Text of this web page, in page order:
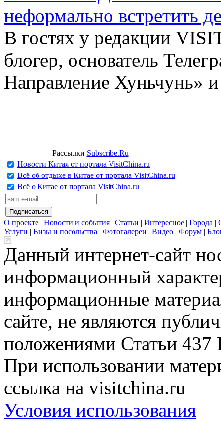
неформально встретить
В гостях у редакции
блогер, основатель
Направление Хуньчунь»
Рассылки Subscribe.Ru
Новости Китая от портала VisitChina.ru
Всё об отдыхе в Китае от портала VisitChina.ru
Всё о Китае от портала VisitChina.ru
О проекте | Новости и события | Статьи | Интересное | Города |
Услуги | Визы и посольства | Фотогалереи | Видео | Форум |
Данный интернет-сайт
информационный
информационные
сайте, не являются
положениями Статьи 437
При использовании
ссылка на visitchina.ru
Условия использования